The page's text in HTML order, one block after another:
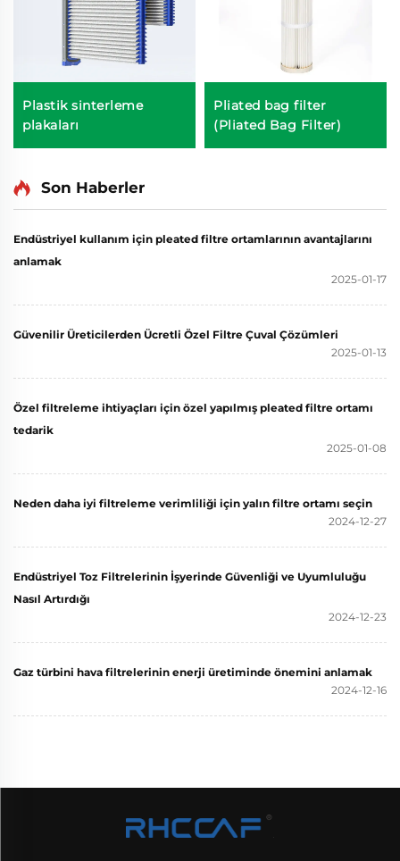
Plastik sinterleme
plakaları
Pliated bag filter
(Pliated Bag Filter)
Son Haberler
Endüstriyel kullanım için pleated filtre ortamlarının avantajlarını
anlamak
2025-01-17
Güvenilir Üreticilerden Ücretli Özel Filtre Çuval Çözümleri
2025-01-13
Özel filtreleme ihtiyaçları için özel yapılmış pleated filtre ortamı
tedarik
2025-01-08
Neden daha iyi filtreleme verimliliği için yalın filtre ortamı seçin
2024-12-27
Endüstriyel Toz Filtrelerinin İşyerinde Güvenliği ve Uyumluluğu
Nasıl Artırdığı
2024-12-23
Gaz türbini hava filtrelerinin enerji üretiminde önemini anlamak
2024-12-16